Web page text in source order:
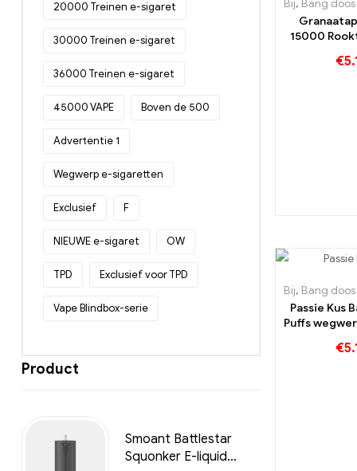
Bij, Bang doos
15000
€
Bij, Bang doos
Passie Kus
Puffs
voor
€
20000 Treinen e-sigaret
30000 Treinen e-sigaret
36000 Treinen e-sigaret
45000 VAPE Boven de 500
Advertentie 1
Wegwerp e-sigaretten
Exclusief F
NIEUWE e-sigaret OW
TPD Exclusief voor TPD
Vape Blindbox-serie
Product
Smoant Battlestar
Squonker E-liquid